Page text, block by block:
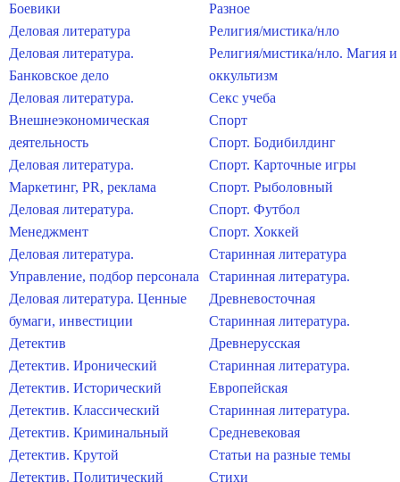
Боевики
Деловая литература
Деловая литература.
Банковское дело
Деловая литература.
Внешнеэкономическая
деятельность
Деловая литература.
Маркетинг, PR, реклама
Деловая литература.
Менеджмент
Деловая литература.
Управление, подбор персонала
Деловая литература. Ценные
бумаги, инвестиции
Детектив
Детектив. Иронический
Детектив. Исторический
Детектив. Классический
Детектив. Криминальный
Детектив. Крутой
Детектив. Политический
Разное
Религия/мистика/нло
Религия/мистика/нло. Магия и
оккультизм
Секс учеба
Спорт
Спорт. Бодибилдинг
Спорт. Карточные игры
Спорт. Рыболовный
Спорт. Футбол
Спорт. Хоккей
Старинная литература
Старинная литература.
Древневосточная
Старинная литература.
Древнерусская
Старинная литература.
Европейская
Старинная литература.
Средневековая
Статьи на разные темы
Стихи